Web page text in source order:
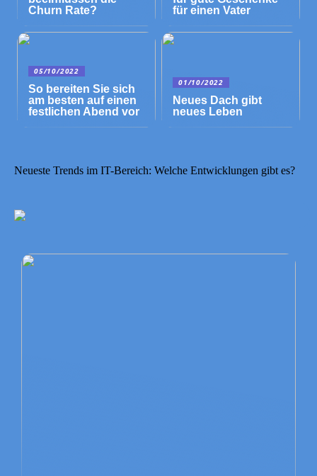
Churn Rate?
für einen Vater
05/10/2022
So bereiten Sie sich
am besten auf einen
festlichen Abend vor
01/10/2022
Neues Dach gibt
neues Leben
Neueste Trends im IT-Bereich: Welche Entwicklungen gibt es?